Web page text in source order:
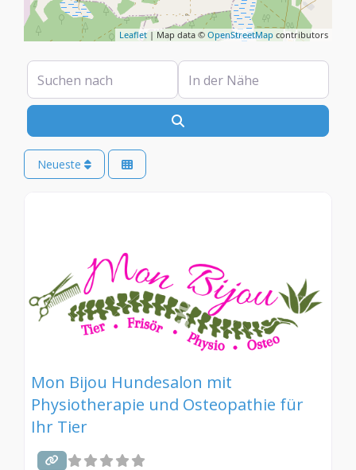
Leaflet| Map data © OpenStreetMap contributors
Suchen nach In der Nähe
Neueste
Mon Bijou Hundesalon mit
Physiotherapie und Osteopathie für
Ihr Tier